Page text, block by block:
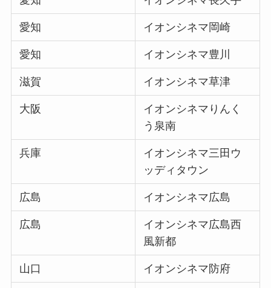
愛知 イオンシネマ岡崎
愛知 イオンシネマ豊川
滋賀 イオンシネマ草津
大阪
イオンシネマりんく
う泉南
兵庫
イオンシネマ三田ウ
ッディタウン
広島 イオンシネマ広島
広島
イオンシネマ広島西
風新都
山口 イオンシネマ防府